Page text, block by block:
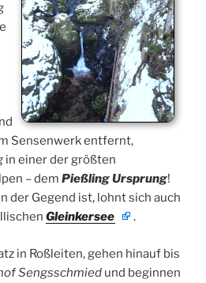
Sensenwerk entfernt,
in einer der größten
– dem Pießling Ursprung!
der Gegend ist, lohnt sich auch
Gleinkersee .
in Roßleiten, gehen hinauf bis
Sengsschmied und beginnen